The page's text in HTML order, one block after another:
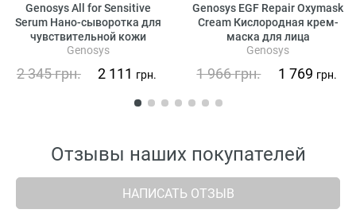
Genosys All for Sensitive
Serum Нано-сыворотка для
чувствительной кожи
Genosys
2 345грн. 2 111 грн.
Genosys EGF Repair Oxymask
Cream Кислородная крем-
маска для лица
Genosys
1 966грн. 1 769 грн.
Отзывы наших покупателей
НАПИСАТЬ ОТЗЫВ